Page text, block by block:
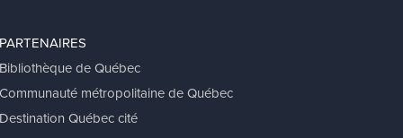
PARTENAIRES
Bibliothèque de Québec
Communauté métropolitaine de Québec
Destination Québec cité